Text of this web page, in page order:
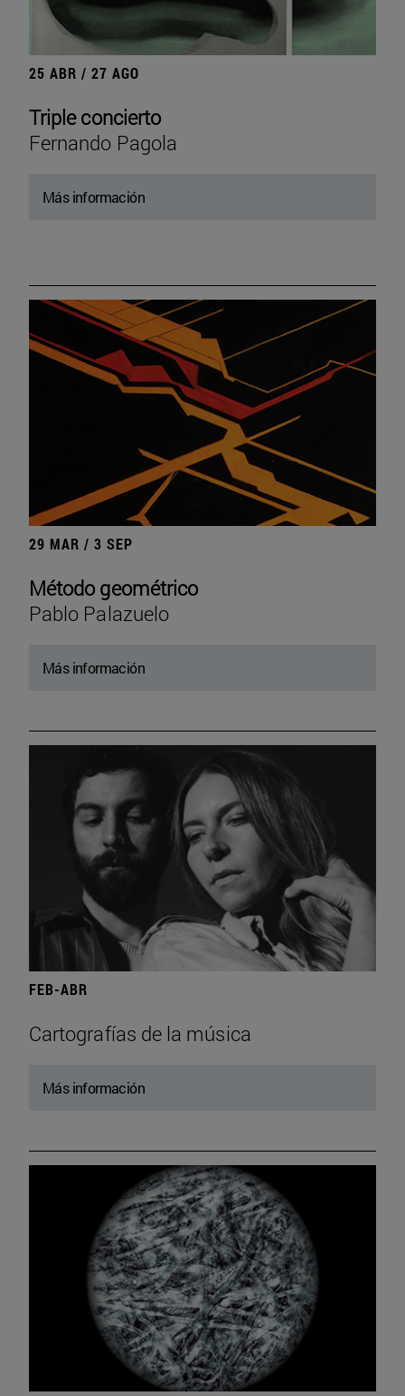
25 ABR / 27 AGO
Triple concierto
Fernando Pagola
Más información
29 MAR / 3 SEP
Método geométrico
Pablo Palazuelo
Más información
FEB-ABR
Cartografías de la música
Más información